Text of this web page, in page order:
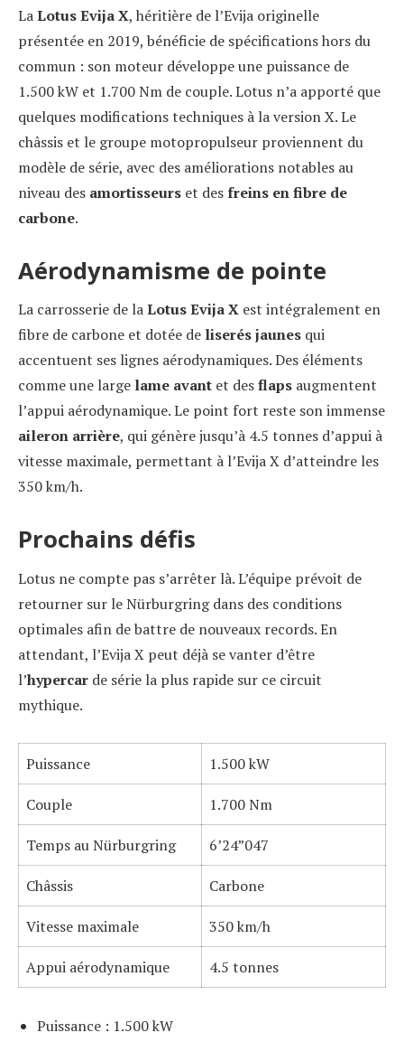
LaLotus Evija X, héritière de l’Evija originelle
présentée en 2019, bénéficie de spécifications hors du
commun : son moteur développe une puissance de
1.500 kW et 1.700 Nm de couple. Lotus n’a apporté que
quelques modifications techniques à la version X. Le
châssis et le groupe motopropulseur proviennent du
modèle de série, avec des améliorations notables au
niveau des amortisseurs et desfreins en fibre de
carbone.
Aérodynamisme de pointe
La carrosserie de laLotus Evija X est intégralement en
fibre de carbone et dotée de liserés jaunes qui
accentuent ses lignes aérodynamiques. Des éléments
comme une large lame avant et desflaps augmentent
l’appui aérodynamique. Le point fort reste son immense
aileron arrière, qui génère jusqu’à 4.5 tonnes d’appui à
vitesse maximale, permettant à l’Evija X d’atteindre les
350 km/h.
Prochains défis
Lotus ne compte pas s’arrêter là. L’équipe prévoit de
retourner sur le Nürburgring dans des conditions
optimales afin de battre de nouveaux records. En
attendant, l’Evija X peut déjà se vanter d’être
l’hypercar de série la plus rapide sur ce circuit
mythique.
Puissance 1.500 kW
Couple 1.700 Nm
Temps au Nürburgring 6’24”047
Châssis Carbone
Vitesse maximale 350 km/h
Appui aérodynamique 4.5 tonnes
Puissance : 1.500 kW